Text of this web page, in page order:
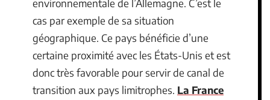
environnementale de l’Allemagne. C’est le
cas par exemple de sa situation
géographique. Ce pays bénéficie d’une
certaine proximité avec les États-Unis et est
donc très favorable pour servir de canal de
transition aux pays limitrophes. La France